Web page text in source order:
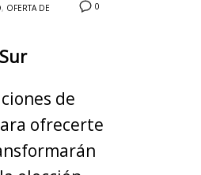
0
, OFERTA DE
de
ofrecerte